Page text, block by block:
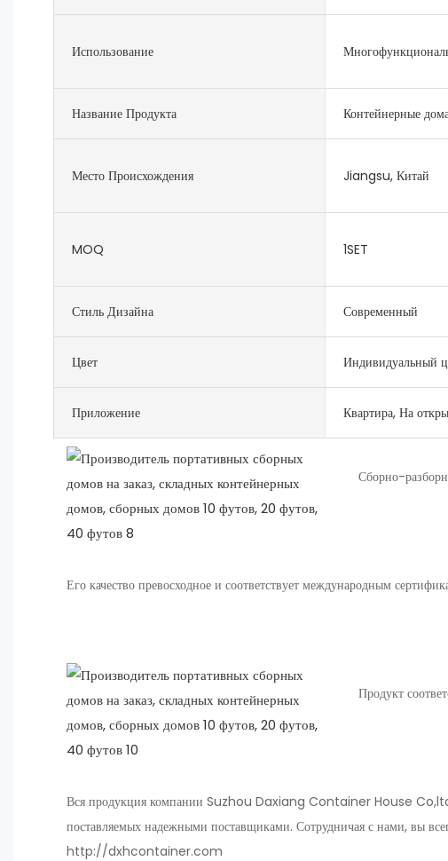
Использование
Название Продукта Контейнерные
Место Происхождения Jiangsu, Китай
MOQ 1SET
Стиль Дизайна Современный
Цвет Индивидуальный
Приложение Квартира, На
Сборно-
Его качество превосходное и соответствует международным
Продукт
Вся продукция компании Suzhou Daxiang Container House Co,ltd
поставляемых надежными поставщиками. Сотрудничая с нами, вы
http://dxhcontainer.com